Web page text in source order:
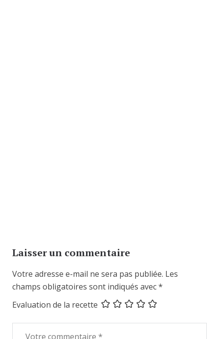
Laisser un commentaire
Votre adresse e-mail ne sera pas publiée. Les
champs obligatoires sont indiqués avec*
Evaluation de la recette